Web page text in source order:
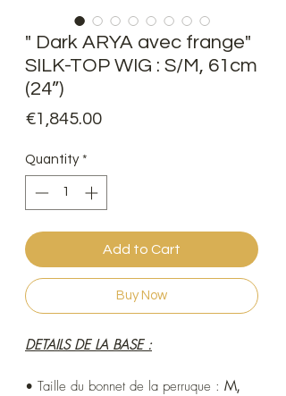
" Dark ARYA avec frange"
SILK-TOP WIG : S/M, 61cm
(24”)
€1,845.00Price
Quantity *
Add to Cart
Buy Now
DETAILS DE LA BASE :
• Taille du bonnet de la perruque : M,